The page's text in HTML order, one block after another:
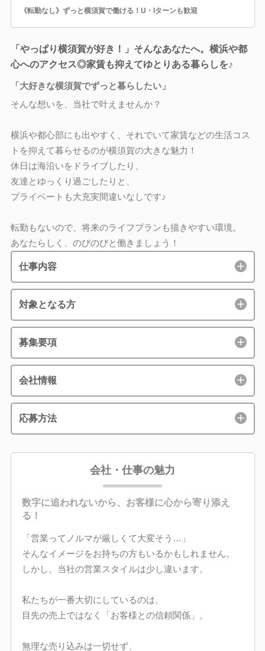
《転勤なし》ずっと横須賀で働ける！U・Iターンも歓迎
「やっぱり横須賀が好き！」そんなあなたへ。横浜や都
心へのアクセス◎家賃も抑えてゆとりある暮らしを♪
「大好きな横須賀でずっと暮らしたい」
そんな想いを、当社で叶えませんか？
横浜や都心部にも出やすく、それでいて家賃などの生活コス
トを抑えて暮らせるのが横須賀の大きな魅力！
休日は海沿いをドライブしたり、
友達とゆっくり過ごしたりと、
プライベートも大充実間違いなしです♪
転勤もないので、将来のライフプランも描きやすい環境。
あなたらしく、のびのびと働きましょう！
仕事内容
対象となる方
募集要項
会社情報
応募方法
会社・仕事の魅力
数字に追われないから、お客様に心から寄り添え
る！
「営業ってノルマが厳しくて大変そう…」
そんなイメージをお持ちの方もいるかもしれません。
しかし、当社の営業スタイルは少し違います。
私たちが一番大切にしているのは、
目先の売上ではなく「お客様との信頼関係」。
無理な売り込みは一切せず、